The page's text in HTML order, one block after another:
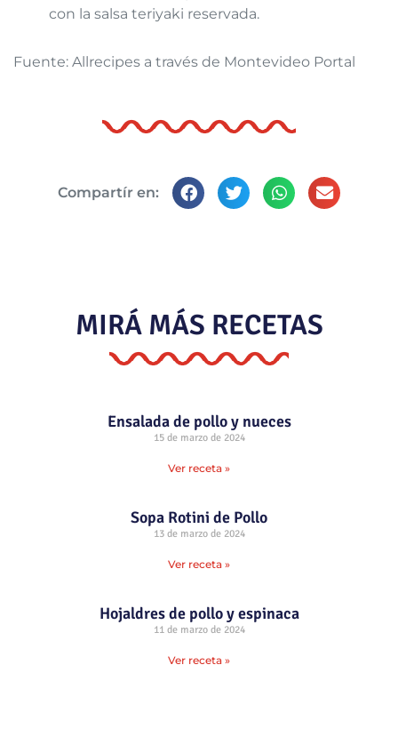
con la salsa teriyaki reservada.
Fuente: Allrecipes a través de Montevideo Portal
Compartír en:
MIRÁ MÁS RECETAS
Ensalada de pollo y nueces
15 de marzo de 2024
Ver receta »
Sopa Rotini de Pollo
13 de marzo de 2024
Ver receta »
Hojaldres de pollo y espinaca
11 de marzo de 2024
Ver receta »